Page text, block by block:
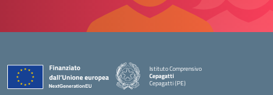
Istituto Comprensivo
Cepagatti
Cepagatti (PE)
— Visita la pagina iniziale della scuola